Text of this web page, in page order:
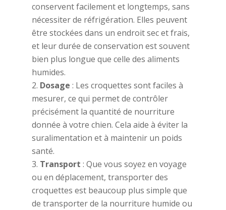
conservent facilement et longtemps, sans
nécessiter de réfrigération. Elles peuvent
être stockées dans un endroit sec et frais,
et leur durée de conservation est souvent
bien plus longue que celle des aliments
humides.
Dosage : Les croquettes sont faciles à
mesurer, ce qui permet de contrôler
précisément la quantité de nourriture
donnée à votre chien. Cela aide à éviter la
suralimentation et à maintenir un poids
santé.
Transport : Que vous soyez en voyage
ou en déplacement, transporter des
croquettes est beaucoup plus simple que
de transporter de la nourriture humide ou